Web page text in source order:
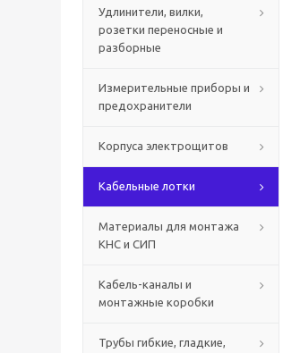
Удлинители, вилки,
розетки переносные и
разборные
Измерительные приборы и
предохранители
Корпуса электрощитов
Кабельные лотки
Материалы для монтажа
КНС и СИП
Кабель-каналы и
монтажные коробки
Трубы гибкие, гладкие,